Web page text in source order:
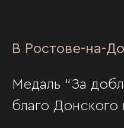
В Ростове-на-
Медаль “За
благо Донского